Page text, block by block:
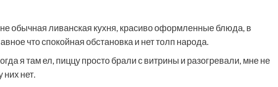
обычная ливанская кухня, красиво оформленные блюда, в
что спокойная обстановка и нет толп народа.
я там ел, пиццу просто брали с витрины и разогревали, мне не
них нет.